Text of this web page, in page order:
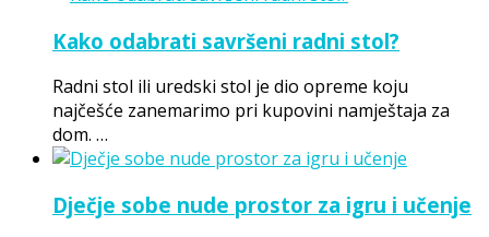
Kako odabrati savršeni radni stol?
Radni stol ili uredski stol je dio opreme koju
najčešće zanemarimo pri kupovini namještaja za
dom. …
Dječje sobe nude prostor za igru i učenje